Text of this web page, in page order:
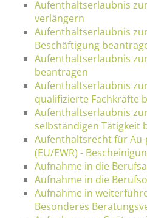
Aufenthaltserlaubnis
verlängern
Aufenthaltserlaubnis
Beschäftigung
Aufenthaltserlaubnis
beantragen
Aufenthaltserlaubnis
qualifizierte Fachkräfte
Aufenthaltserlaubnis
selbständigen Tätigkeit
Aufenthaltsrecht für
(EU/EWR) -
Aufnahme in die
Aufnahme in die
Aufnahme in
Besonderes